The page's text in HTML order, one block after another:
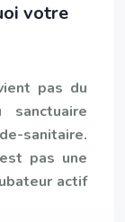
votre
pas du
sanitaire.
pas une
actif